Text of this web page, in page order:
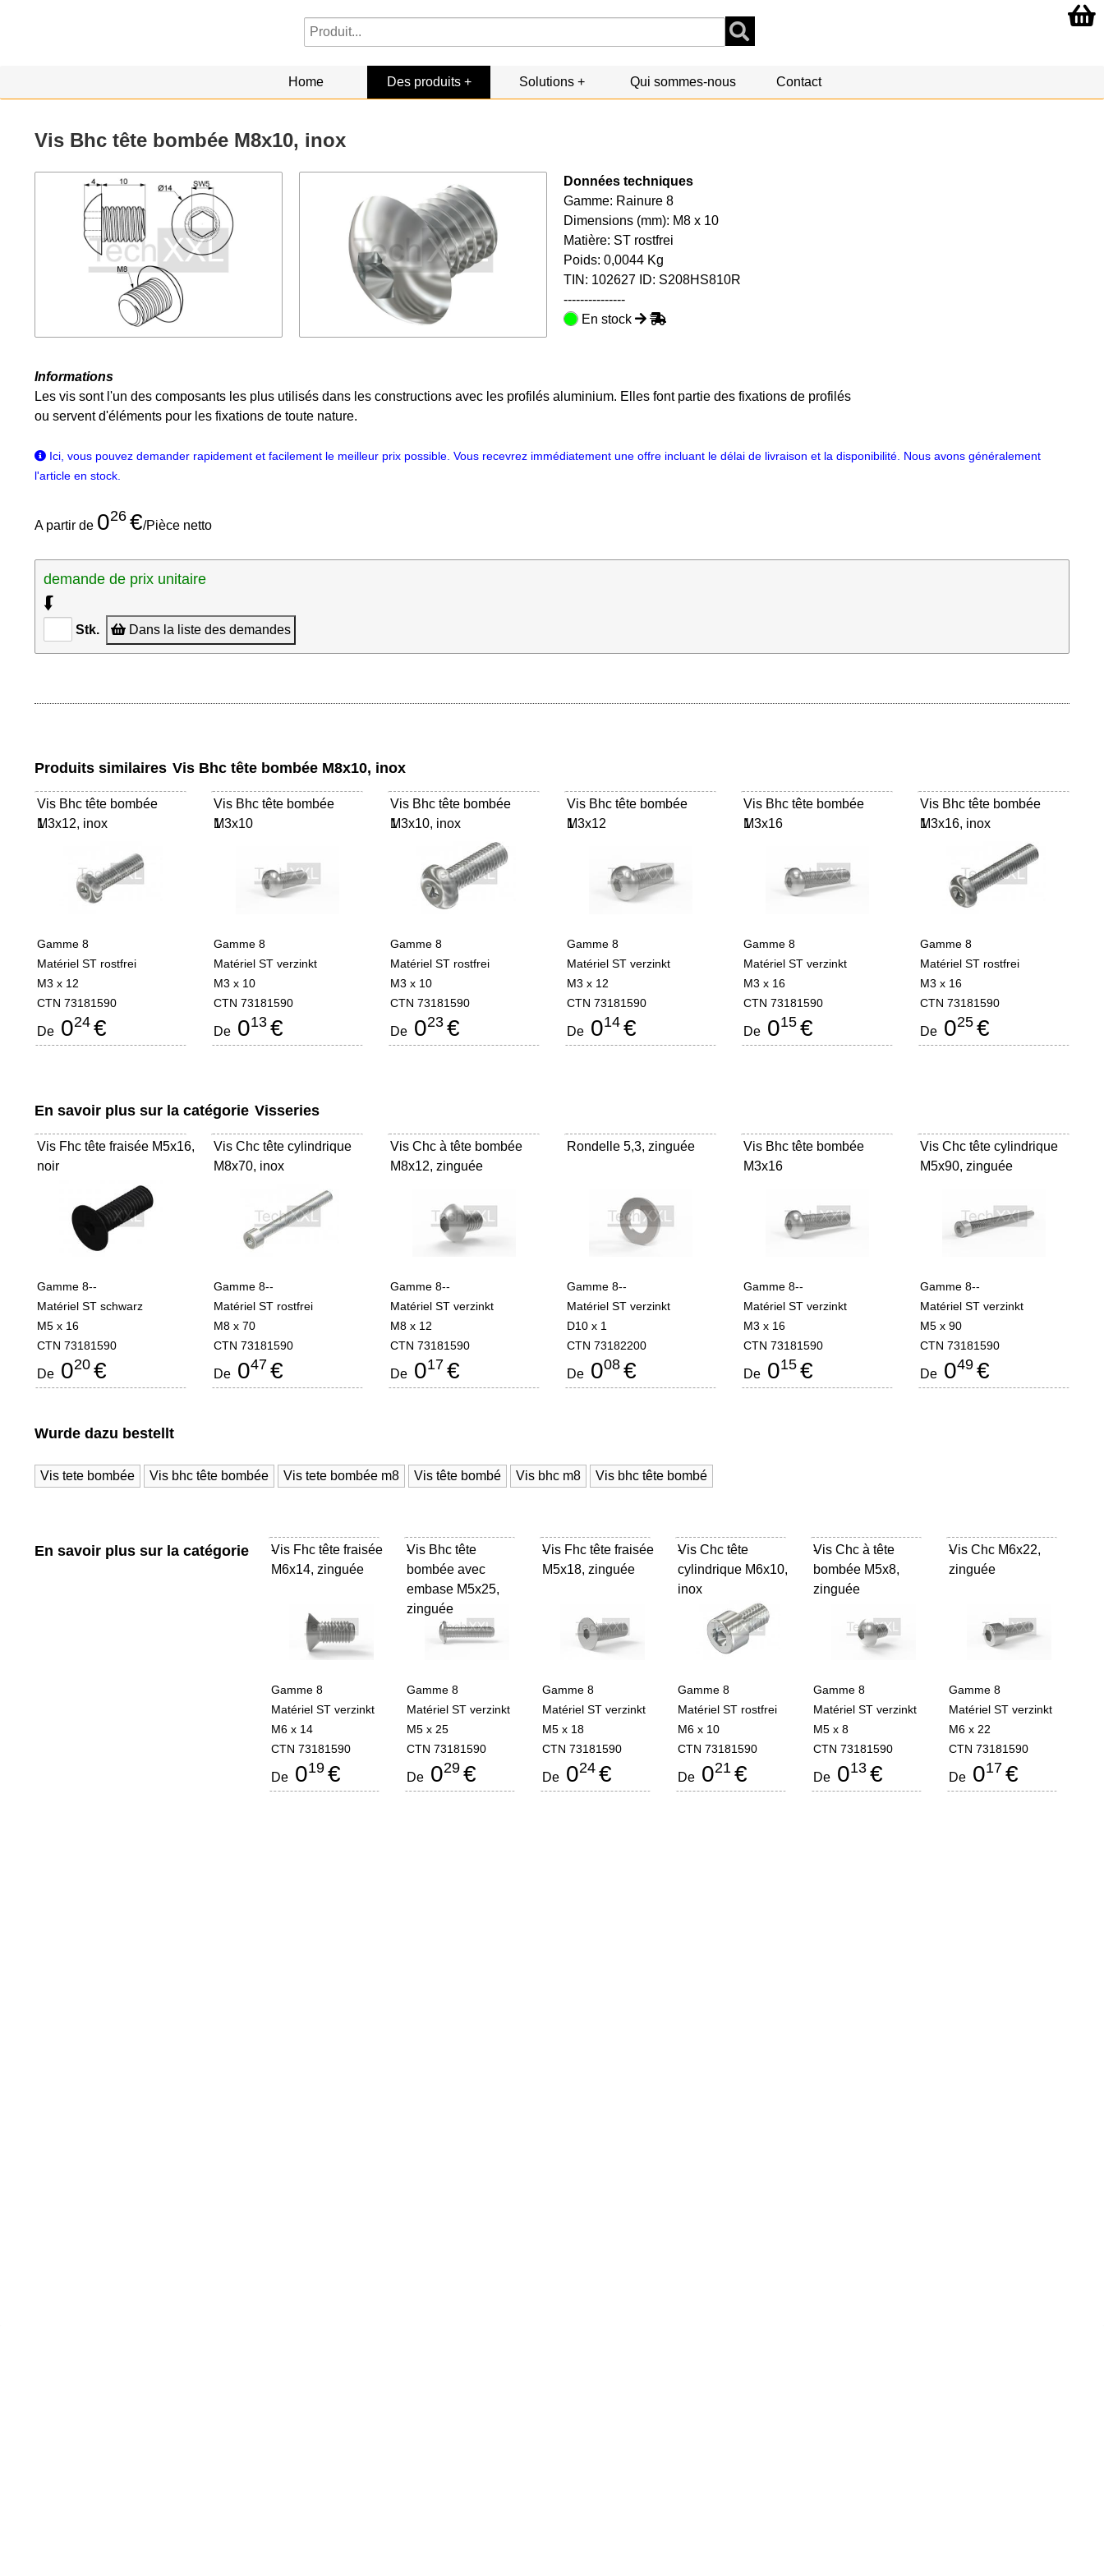
Home Des produits Solutions Qui sommes-nous Contact
Vis Bhc tête bombée M8x10, inox
Données techniques
Gamme: Rainure 8
Dimensions (mm): M8 x 10
Matière: ST rostfrei
Poids: 0,0044 Kg
TIN: 102627 ID: S208HS810R
---------------
En stock
Informations
Les vis sont l'un des composants les plus utilisés dans les constructions avec les profilés aluminium. Elles font partie des fixations de profilés
ou servent d'éléments pour les fixations de toute nature.
Ici, vous pouvez demander rapidement et facilement le meilleur prix possible. Vous recevrez immédiatement une offre incluant le délai de livraison et la disponibilité. Nous avons généralement
l'article en stock.
A partir de 026 €/Pièce netto
demande de prix unitaire
⮮
Stk. Dans la liste des demandes
Produits similaires Vis Bhc tête bombée M8x10, inox
Vis Bhc tête bombée
M3x12, inox
1
Gamme 8
Matériel ST rostfrei
M3 x 12
CTN 73181590
De 024 €
Vis Bhc tête bombée
M3x10
1
Gamme 8
Matériel ST verzinkt
M3 x 10
CTN 73181590
De 013 €
Vis Bhc tête bombée
M3x10, inox
1
Gamme 8
Matériel ST rostfrei
M3 x 10
CTN 73181590
De 023 €
Vis Bhc tête bombée
M3x12
1
Gamme 8
Matériel ST verzinkt
M3 x 12
CTN 73181590
De 014 €
Vis Bhc tête bombée
M3x16
1
Gamme 8
Matériel ST verzinkt
M3 x 16
CTN 73181590
De 015 €
Vis Bhc tête bombée
M3x16, inox
1
Gamme 8
Matériel ST rostfrei
M3 x 16
CTN 73181590
De 025 €
En savoir plus sur la catégorie Visseries
Vis Fhc tête fraisée M5x16,
noir
Gamme 8--
Matériel ST schwarz
M5 x 16
CTN 73181590
De 020 €
Vis Chc tête cylindrique
M8x70, inox
Gamme 8--
Matériel ST rostfrei
M8 x 70
CTN 73181590
De 047 €
Vis Chc à tête bombée
M8x12, zinguée
Gamme 8--
Matériel ST verzinkt
M8 x 12
CTN 73181590
De 017 €
Rondelle 5,3, zinguée
Gamme 8--
Matériel ST verzinkt
D10 x 1
CTN 73182200
De 008 €
Vis Bhc tête bombée
M3x16
Gamme 8--
Matériel ST verzinkt
M3 x 16
CTN 73181590
De 015 €
Vis Chc tête cylindrique
M5x90, zinguée
Gamme 8--
Matériel ST verzinkt
M5 x 90
CTN 73181590
De 049 €
Wurde dazu bestellt
Vis tete bombée Vis bhc tête bombée Vis tete bombée m8 Vis tête bombé Vis bhc m8 Vis bhc tête bombé
En savoir plus sur la catégorie
Vis Fhc tête fraisée
M6x14, zinguée
-
Gamme 8
Matériel ST verzinkt
M6 x 14
CTN 73181590
De 019 €
Vis Bhc tête
bombée avec
embase M5x25,
zinguée
-
Gamme 8
Matériel ST verzinkt
M5 x 25
CTN 73181590
De 029 €
Vis Fhc tête fraisée
M5x18, zinguée
-
Gamme 8
Matériel ST verzinkt
M5 x 18
CTN 73181590
De 024 €
Vis Chc tête
cylindrique M6x10,
inox
-
Gamme 8
Matériel ST rostfrei
M6 x 10
CTN 73181590
De 021 €
Vis Chc à tête
bombée M5x8,
zinguée
-
Gamme 8
Matériel ST verzinkt
M5 x 8
CTN 73181590
De 013 €
Vis Chc M6x22,
zinguée
-
Gamme 8
Matériel ST verzinkt
M6 x 22
CTN 73181590
De 017 €